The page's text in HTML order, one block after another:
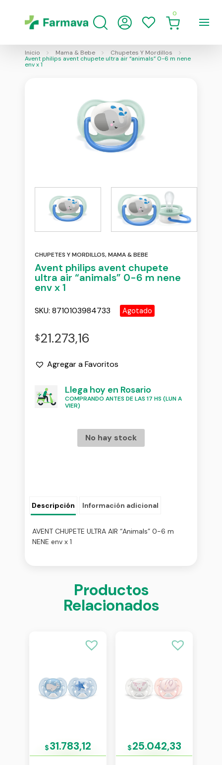
0
Inicio Mama & Bebe Chupetes Y Mordillos
Avent philips avent chupete ultra air “animals” 0-6 m nene
env x 1
CHUPETES Y MORDILLOS,MAMA & BEBE
Avent philips avent chupete
ultra air “animals” 0-6 m nene
env x 1
SKU: 8710103984733 Agotado
$21.273,16
Agregar a Favoritos
Llega hoy en Rosario
COMPRANDO ANTES DE LAS 17 HS (LUN A
VIER)
No hay stock
Descripción Información adicional
AVENT CHUPETE ULTRA AIR “Animals” 0-6 m
NENE env x 1
Productos
Relacionados
$31.783,12 $25.042,33